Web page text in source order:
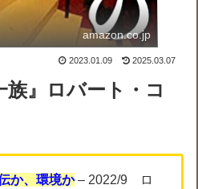
amazon.co.jp
2023.01.09 2025.03.07
族』ロバート・コ
か、環境か– 2022/9 ロ